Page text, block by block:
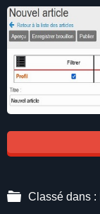
Classé dans :